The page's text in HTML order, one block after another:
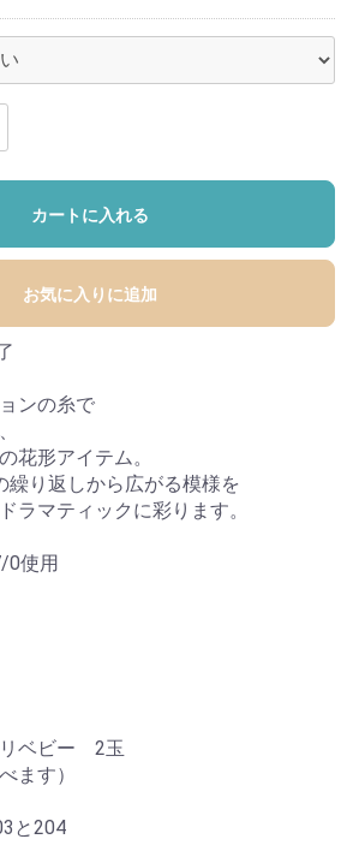
カートに入れる
お気に入りに追加
ンの糸で
花形アイテム。
繰り返しから広がる模様を
ラマティックに彩ります。
使用
ベビー 2玉
ます）
と204